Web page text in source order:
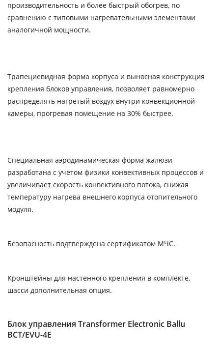
производительность и более быстрый обогрев, по
сравнению с типовыми нагревательными элементами
аналогичной мощности.
Трапециевидная форма корпуса и выносная конструкция
крепления блоков управления, позволяет равномерно
распределять нагретый воздух внутри конвекционной
камеры, прогревая помещение на 30% быстрее.
Специальная аэродинамическая форма жалюзи
разработана с учетом физики конвективных процессов и
увеличивает скорость конвективного потока, снижая
температуру нагрева внешнего корпуса отопительного
модуля.
Безопасность подтверждена сертификатом МЧС.
Кронштейны для настенного крепления в комплекте,
шасси дополнительная опция.
Блок управления Transformer Electronic Ballu
BCT/EVU-4E